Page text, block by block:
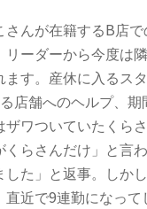
んが在籍するB店
リーダーから今度は
す。産休に入るス
店舗へのヘルプ、期
ザワついていたくら
らさんだけ」と言
した」と返事。しか
直近で9連勤になっ